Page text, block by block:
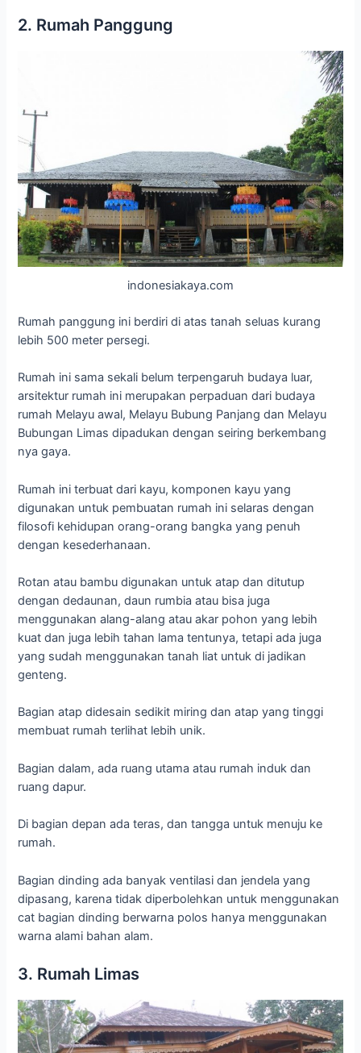
2. Rumah Panggung
indonesiakaya.com
Rumah panggung ini berdiri di atas tanah seluas kurang
lebih 500 meter persegi.
Rumah ini sama sekali belum terpengaruh budaya luar,
arsitektur rumah ini merupakan perpaduan dari budaya
rumah Melayu awal, Melayu Bubung Panjang dan Melayu
Bubungan Limas dipadukan dengan seiring berkembang
nya gaya.
Rumah ini terbuat dari kayu, komponen kayu yang
digunakan untuk pembuatan rumah ini selaras dengan
filosofi kehidupan orang-orang bangka yang penuh
dengan kesederhanaan.
Rotan atau bambu digunakan untuk atap dan ditutup
dengan dedaunan, daun rumbia atau bisa juga
menggunakan alang-alang atau akar pohon yang lebih
kuat dan juga lebih tahan lama tentunya, tetapi ada juga
yang sudah menggunakan tanah liat untuk di jadikan
genteng.
Bagian atap didesain sedikit miring dan atap yang tinggi
membuat rumah terlihat lebih unik.
Bagian dalam, ada ruang utama atau rumah induk dan
ruang dapur.
Di bagian depan ada teras, dan tangga untuk menuju ke
rumah.
Bagian dinding ada banyak ventilasi dan jendela yang
dipasang, karena tidak diperbolehkan untuk menggunakan
cat bagian dinding berwarna polos hanya menggunakan
warna alami bahan alam.
3. Rumah Limas